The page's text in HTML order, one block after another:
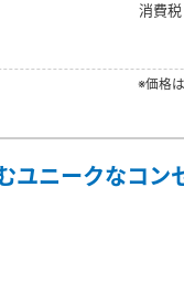
消費
※価格
ユニークなコン